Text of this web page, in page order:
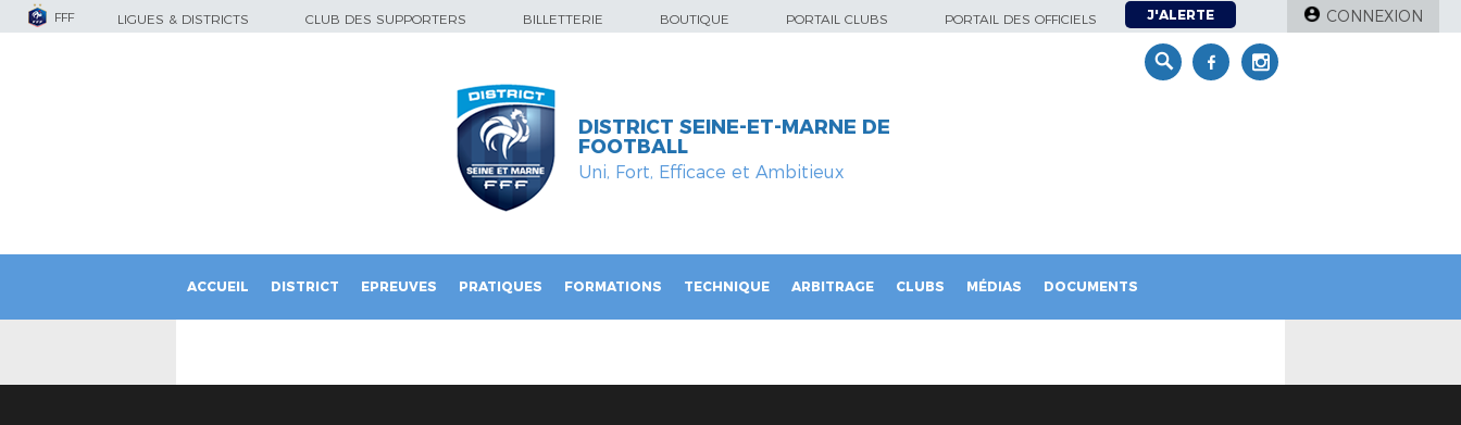
FFF LIGUES & DISTRICTS CLUB DES SUPPORTERS BILLETTERIE BOUTIQUE PORTAIL CLUBS PORTAIL DES OFFICIELS J'ALERTE CONNEXION
DISTRICT SEINE-ET-MARNE DE
FOOTBALL
Uni, Fort, Efficace et Ambitieux
ACCUEIL DISTRICT EPREUVES PRATIQUES FORMATIONS TECHNIQUE ARBITRAGE CLUBS MÉDIAS DOCUMENTS